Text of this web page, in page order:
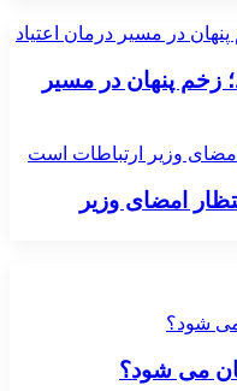
در مسیر درمان اعتیاد
زخم پنهان در مسیر
امضای وزیر ارتباطات است
امضای وزیر
می شود؟